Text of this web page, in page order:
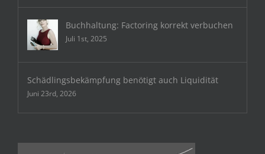
Buchhaltung: Factoring korrekt verbuchen
Juli 1st, 2025
Schädlingsbekämpfung benötigt auch Liquidität
Juni 23rd, 2026